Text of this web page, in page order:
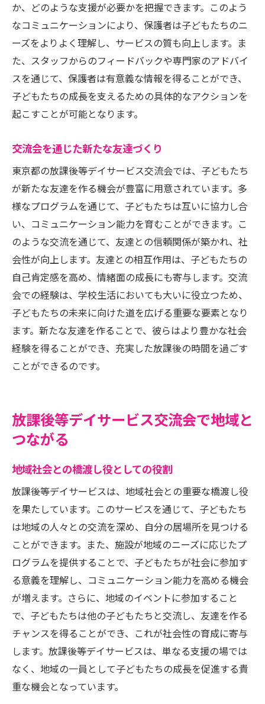
か、どのような支援が必要かを把握できます。このよう
なコミュニケーションにより、保護者は子どもたちのニ
ーズをよりよく理解し、サービスの質も向上します。ま
た、スタッフからのフィードバックや専門家のアドバイ
スを通じて、保護者は有意義な情報を得ることができ、
子どもたちの成長を支えるための具体的なアクションを
起こすことが可能となります。
交流会を通じた新たな友達づくり
東京都の放課後等デイサービス交流会では、子どもたち
が新たな友達を作る機会が豊富に用意されています。多
様なプログラムを通じて、子どもたちは互いに協力し合
い、コミュニケーション能力を育むことができます。こ
のような交流を通じて、友達との信頼関係が築かれ、社
会性が向上します。友達との相互作用は、子どもたちの
自己肯定感を高め、情緒面の成長にも寄与します。交流
会での経験は、学校生活においても大いに役立つため、
子どもたちの未来に向けた道を広げる重要な要素となり
ます。新たな友達を作ることで、彼らはより豊かな社会
経験を得ることができ、充実した放課後の時間を過ごす
ことができるのです。
放課後等デイサービス交流会で地域と
つながる
地域社会との橋渡し役としての役割
放課後等デイサービスは、地域社会との重要な橋渡し役
を果たしています。このサービスを通じて、子どもたち
は地域の人々との交流を深め、自分の居場所を見つける
ことができます。また、施設が地域のニーズに応じたプ
ログラムを提供することで、子どもたちが社会に参加す
る意義を理解し、コミュニケーション能力を高める機会
が増えます。さらに、地域のイベントに参加すること
で、子どもたちは他の子どもたちと交流し、友達を作る
チャンスを得ることができ、これが社会性の育成に寄与
します。放課後等デイサービスは、単なる支援の場では
なく、地域の一員として子どもたちの成長を促進する貴
重な機会となっています。